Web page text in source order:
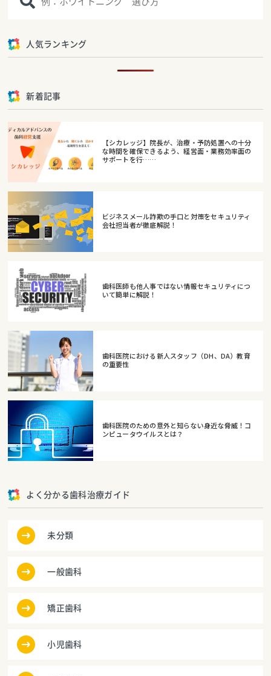
人気ランキング
新着記事
【シカレッジ】院長が、治療・予防処置への十分
な時間を確保できるよう、経営面・業務効率面の
サポートを行……
ビジネスメール詐欺の手口と対策をセキュリティ
会社担当者が徹底解説！
歯科医師も他人事ではない情報セキュリティにつ
いて簡単に解説！
歯科医院における新人スタッフ（DH、DA）教育
の重要性
歯科医院のための意外と知らない身近な脅威！コ
ンピュータウイルスとは？
よく分かる歯科治療ガイド
未分類
一般歯科
矯正歯科
小児歯科